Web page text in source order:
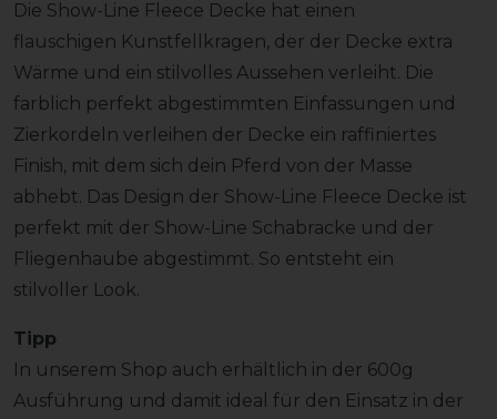
Die Show-Line Fleece Decke hat einen
flauschigen Kunstfellkragen, der der Decke extra
Wärme und ein stilvolles Aussehen verleiht. Die
farblich perfekt abgestimmten Einfassungen und
Zierkordeln verleihen der Decke ein raffiniertes
Finish, mit dem sich dein Pferd von der Masse
abhebt. Das Design der Show-Line Fleece Decke ist
perfekt mit der Show-Line Schabracke und der
Fliegenhaube abgestimmt. So entsteht ein
stilvoller Look.
Tipp
In unserem Shop auch erhältlich in der 600g
Ausführung und damit ideal für den Einsatz in der